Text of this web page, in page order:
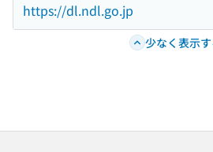
https://dl.ndl.go.jp
少なく表示す